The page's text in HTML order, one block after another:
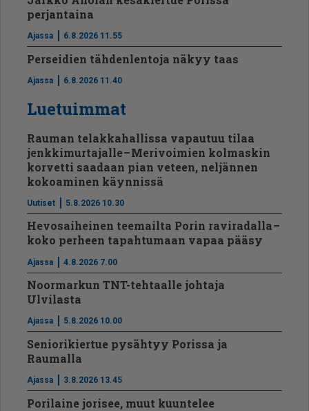
perjantaina
Ajassa 6.8.2026 11.55
Perseidien tähdenlentoja näkyy taas
Ajassa 6.8.2026 11.40
Luetuimmat
Rauman telakkahallissa vapautuu tilaa
jenkkimurtajalle – Merivoimien kolmaskin
korvetti saadaan pian veteen, neljännen
kokoaminen käynnissä
Uutiset 5.8.2026 10.30
Hevosaiheinen teemailta Porin raviradalla –
koko perheen tapahtumaan vapaa pääsy
Ajassa 4.8.2026 7.00
Noormarkun TNT-tehtaalle johtaja
Ulvilasta
Ajassa 5.8.2026 10.00
Seniorikiertue pysähtyy Porissa ja
Raumalla
Ajassa 3.8.2026 13.45
Porilaine jorisee, muut kuuntelee